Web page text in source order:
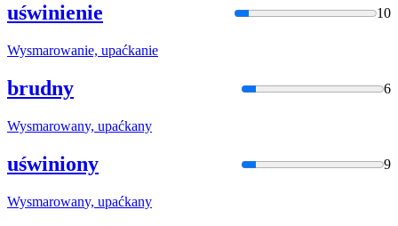
uświnienie 10
Wysmarowanie, upaćkanie
brudny 6
Wysmarowany, upaćkany
uświniony 9
Wysmarowany, upaćkany